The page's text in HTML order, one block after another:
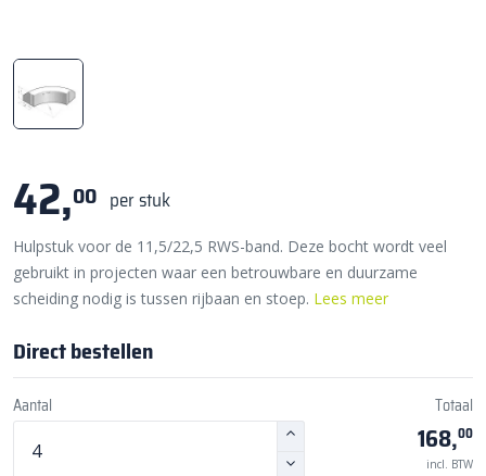
42,00 per stuk
Hulpstuk voor de 11,5/22,5 RWS-band. Deze bocht wordt veel
gebruikt in projecten waar een betrouwbare en duurzame
scheiding nodig is tussen rijbaan en stoep. Lees meer
Direct bestellen
Aantal Totaal
168,00
incl. BTW